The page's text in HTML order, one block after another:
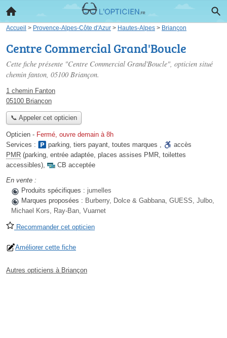
Accueil > Provence-Alpes-Côte d'Azur > Hautes-Alpes > Briançon
Centre Commercial Grand'Boucle
Cette fiche présente "Centre Commercial Grand'Boucle", opticien situé
chemin fanton, 05100 Briançon.
1 chemin Fanton
05100 Briançon
📞 Appeler cet opticien
Opticien - Fermé, ouvre demain à 8h
Services :
parking, tiers payant, toutes marques ,
accès
PMR (parking, entrée adaptée, places assises PMR, toilettes
accessibles),
CB acceptée
En vente :
Produits spécifiques : jumelles
Marques proposées : Burberry, Dolce & Gabbana, GUESS, Julbo,
Michael Kors, Ray-Ban, Vuarnet
Recommander cet opticien
Améliorer cette fiche
Autres opticiens à Briançon